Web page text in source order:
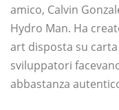
amico, Calvin
Hydro Man. Ha
art disposta su
sviluppatori
abbastanza